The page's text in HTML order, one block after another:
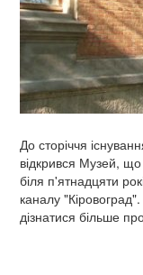
До сторіччя
відкрився Музей,
біля п'ятнадцяти
каналу
дізнатися більше